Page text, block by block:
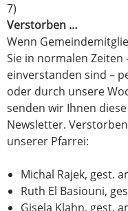
7)
Verstorben …
Wenn
Sie in normalen Zeiten
einverstanden sind –
oder durch unsere
senden wir Ihnen
Newsletter.
unserer Pfarrei:
Michal Rajek, gest.
Ruth El Basiouni,
Gisela Klahn, gest.